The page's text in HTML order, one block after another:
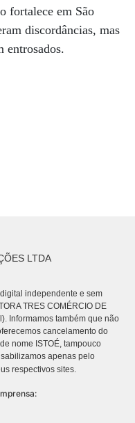
fortalece em São
discordâncias, mas
entrosados.
LTDA
independente e sem
TRES COMÉRCIO DE
Informamos também que não
cancelamento do
nome ISTOÉ, tampouco
apenas pelo
respectivos sites.